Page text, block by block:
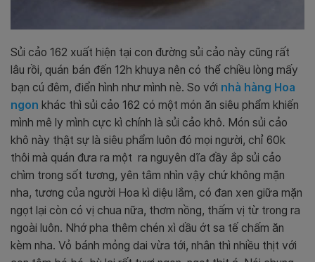
Sủi cảo 162 xuất hiện tại con đường sủi cảo này cũng rất
lâu rồi, quán bán đến 12h khuya nên có thể chiều lòng mấy
bạn cú đêm, điển hình như mình nè. So với nhà hàng Hoa
ngon khác thì sủi cảo 162 có một món ăn siêu phẩm khiến
mình mê ly mình cực kì chính là sủi cảo khô. Món sủi cảo
khô này thật sự là siêu phẩm luôn đó mọi người, chỉ 60k
thôi mà quán đưa ra một ra nguyên dĩa đầy ắp sủi cảo
chìm trong sốt tương, yên tâm nhìn vậy chứ không mặn
nha, tương của người Hoa kì diệu lắm, có đan xen giữa mặn
ngọt lại còn có vị chua nữa, thơm nồng, thấm vị từ trong ra
ngoài luôn. Nhớ pha thêm chén xì dầu ớt sa tế chấm ăn
kèm nha. Vỏ bánh mỏng dai vừa tới, nhân thì nhiều thịt với